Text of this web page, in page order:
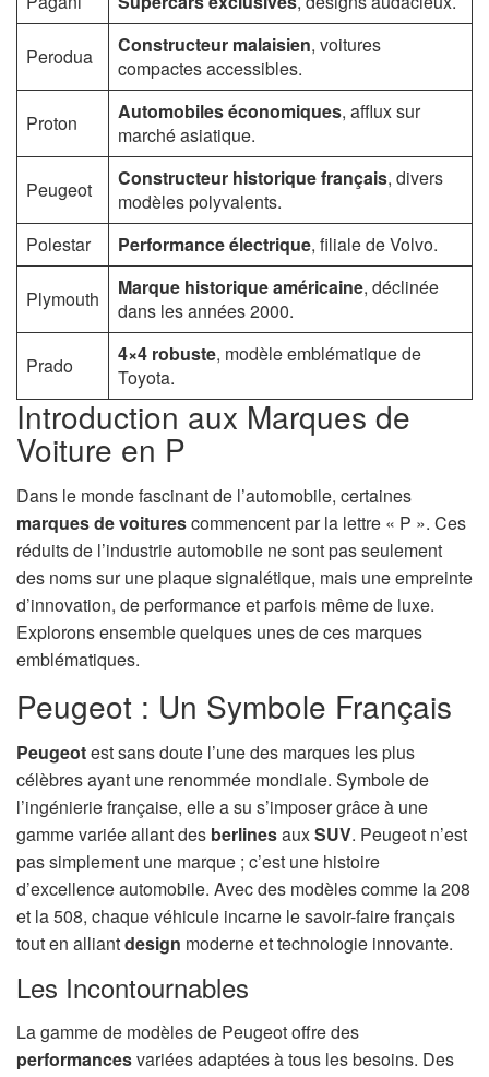
Perodua Constructeur malaisien, voitures
compactes accessibles.
Proton Automobiles économiques, afflux sur
marché asiatique.
Peugeot Constructeur historique français, divers
modèles polyvalents.
Polestar
Performance électrique, filiale de Volvo.
Plymouth Marque historique américaine, déclinée
dans les années 2000.
Prado 4×4 robuste, modèle emblématique de
Toyota.
Introduction aux Marques de
Voiture en P
Dans le monde fascinant de l’automobile, certaines
marques de voiturescommencent par la lettre « P ». Ces
réduits de l’industrie automobile ne sont pas seulement
des noms sur une plaque signalétique, mais une empreinte
d’innovation, de performance et parfois même de luxe.
Explorons ensemble quelques unes de ces marques
emblématiques.
Peugeot : Un Symbole Français
Peugeotest sans doute l’une des marques les plus
célèbres ayant une renommée mondiale. Symbole de
l’ingénierie française, elle a su s’imposer grâce à une
gamme variée allant des berlinesauxSUV. Peugeot n’est
pas simplement une marque ; c’est une histoire
d’excellence automobile. Avec des modèles comme la 208
et la 508, chaque véhicule incarne le savoir-faire français
tout en alliantdesign moderne et technologie innovante.
Les Incontournables
La gamme de modèles de Peugeot offre des
performancesvariées adaptées à tous les besoins. Des